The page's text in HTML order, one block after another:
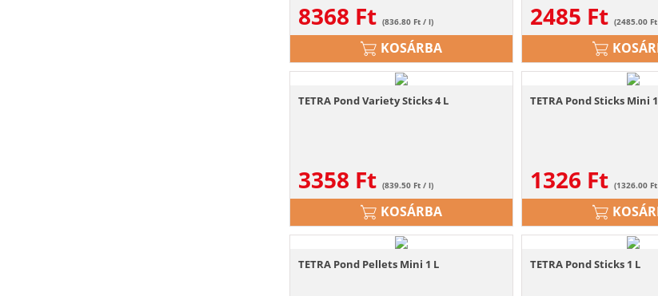
8368 Ft (836.80 Ft / l)
KOSÁRBA
2485 Ft (2485.00
TETRA Pond Variety Sticks 4 L
3358 Ft (839.50 Ft / l)
KOSÁRBA
TETRA Pond Sticks Mini
1326 Ft (1326.00
TETRA Pond Pellets Mini 1 L TETRA Pond Sticks 1 L